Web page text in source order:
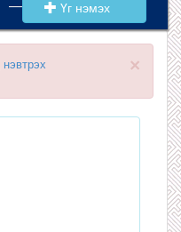
Үг нэмэх
×
нэвтрэх